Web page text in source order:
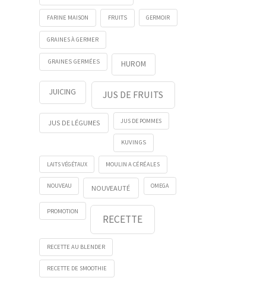
FARINE MAISON FRUITS GERMOIR
GRAINES À GERMER
GRAINES GERMÉES HUROM
JUICING JUS DE FRUITS
JUS DE LÉGUMES JUS DE POMMES
KUVINGS
LAITS VÉGÉTAUX MOULIN A CÉRÉALES
NOUVEAU NOUVEAUTÉ OMEGA
PROMOTION
RECETTE
RECETTE AU BLENDER
RECETTE DE SMOOTHIE